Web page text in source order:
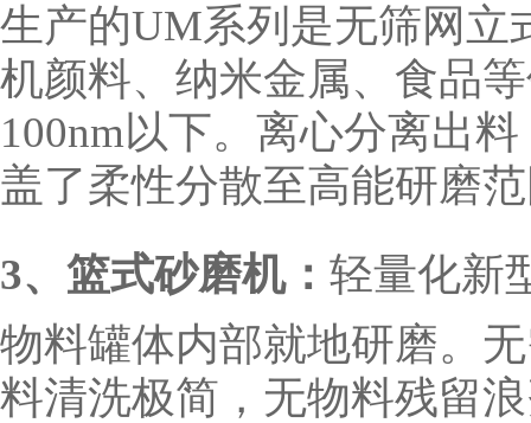
生产的UM系列是无筛网立
机颜料、纳米金属、食品
100nm以下。 离心分离出
盖了柔性分散至高能研磨
3、篮式砂磨机： 轻量化新
物料罐体内部就地研磨。
料清洗极简，无物料残留